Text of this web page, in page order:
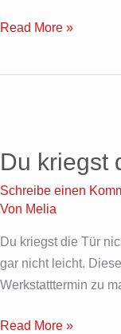
Read More »
Du kriegst
Schreibe einen
Von Melia
Du kriegst die Tür
gar nicht leicht.
Werkstatttermin zu
die
nicht
Read More »